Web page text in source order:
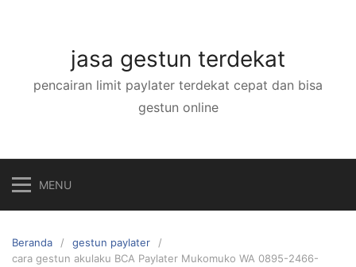
jasa gestun terdekat
pencairan limit paylater terdekat cepat dan bisa
gestun online
MENU
Beranda
gestun paylater
cara gestun akulaku BCA Paylater Mukomuko WA 0895-2466-